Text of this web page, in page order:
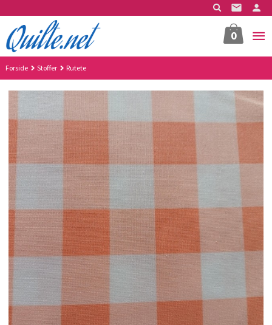
til
innholdet
0
Forside Stoffer Rutete